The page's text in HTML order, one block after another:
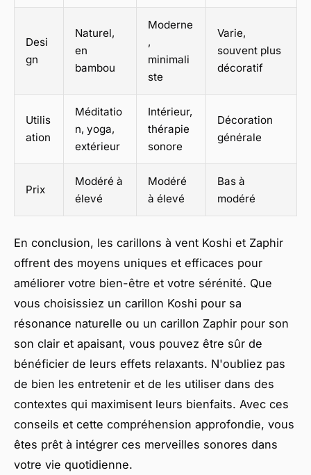
Desi
gn
Naturel,
en
bambou
Moderne
,
minimali
ste
Varie,
souvent plus
décoratif
Utilis
ation
Méditatio
n, yoga,
extérieur
Intérieur,
thérapie
sonore
Décoration
générale
Prix
Modéré à
élevé
Modéré
à élevé
Bas à
modéré
En conclusion, les carillons à vent Koshi et Zaphir
offrent des moyens uniques et efficaces pour
améliorer votre bien-être et votre sérénité. Que
vous choisissiez un carillon Koshi pour sa
résonance naturelle ou un carillon Zaphir pour son
son clair et apaisant, vous pouvez être sûr de
bénéficier de leurs effets relaxants. N'oubliez pas
de bien les entretenir et de les utiliser dans des
contextes qui maximisent leurs bienfaits. Avec ces
conseils et cette compréhension approfondie, vous
êtes prêt à intégrer ces merveilles sonores dans
votre vie quotidienne.